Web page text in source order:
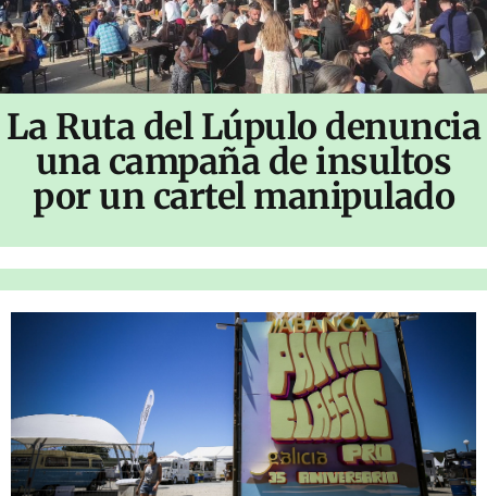
La Ruta del Lúpulo denuncia
una campaña de insultos
por un cartel manipulado